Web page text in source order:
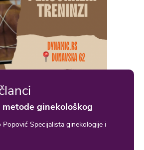
ginekološkog
Popović Specijalista ginekologije i